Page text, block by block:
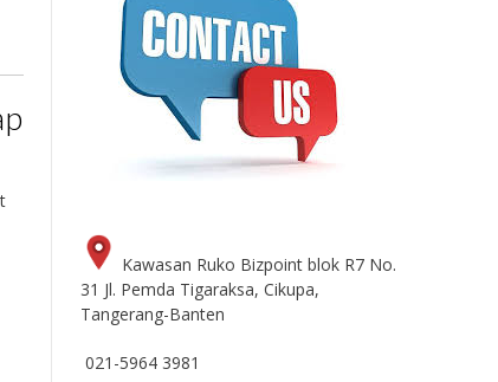
Kawasan Ruko Bizpoint blok R7 No.
31 Jl. Pemda Tigaraksa, Cikupa,
Tangerang-Banten
021-5964 3981